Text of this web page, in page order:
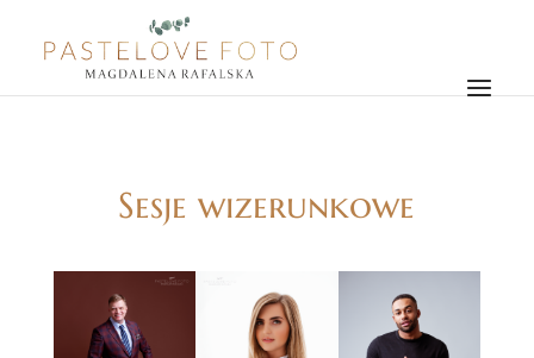
Sesje wizerunkowe